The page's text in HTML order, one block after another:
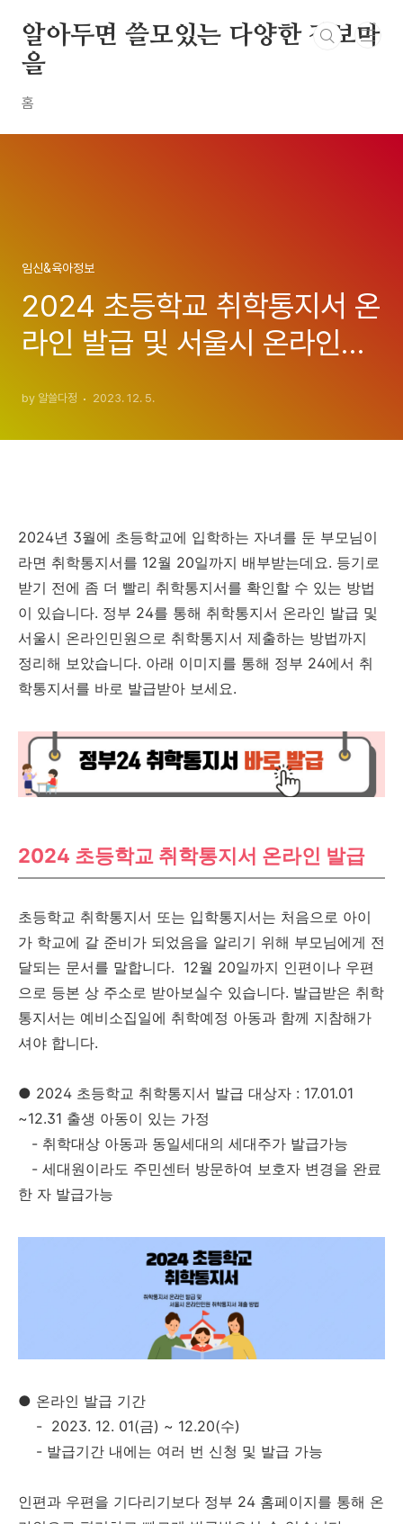
알아두면 쓸모있는 다양한 정보마
을
홈
임신&육아정보
2024 초등학교 취학통지서 온
라인 발급 및 서울시 온라인민
by 알쓸다정 2023. 12. 5.
2024년 3월에 초등학교에 입학하는 자녀를 둔 부모님이
라면 취학통지서를 12월 20일까지 배부받는데요. 등기로
받기 전에 좀 더 빨리 취학통지서를 확인할 수 있는 방법
이 있습니다. 정부 24를 통해 취학통지서 온라인 발급 및
서울시 온라인민원으로 취학통지서 제출하는 방법까지
정리해 보았습니다. 아래 이미지를 통해 정부 24에서 취
학통지서를 바로 발급받아 보세요.
2024 초등학교 취학통지서 온라인 발급
초등학교 취학통지서 또는 입학통지서는 처음으로 아이
가 학교에 갈 준비가 되었음을 알리기 위해 부모님에게 전
달되는 문서를 말합니다. 12월 20일까지 인편이나 우편
으로 등본 상 주소로 받아보실수 있습니다. 발급받은 취학
통지서는 예비소집일에 취학예정 아동과 함께 지참해가
셔야 합니다.
● 2024 초등학교 취학통지서 발급 대상자 : 17.01.01
~12.31 출생 아동이 있는 가정
- 취학대상 아동과 동일세대의 세대주가 발급가능
- 세대원이라도 주민센터 방문하여 보호자 변경을 완료
한 자 발급가능
● 온라인 발급 기간
- 2023. 12. 01(금) ~ 12.20(수)
- 발급기간 내에는 여러 번 신청 및 발급 가능
인편과 우편을 기다리기보다 정부 24 홈페이지를 통해 온